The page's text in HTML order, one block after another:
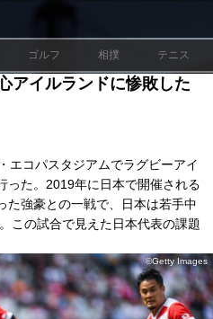
ゴルフ 相撲 テニス
イルランドに惨敗した
エコパスタジアムでラグビーアイ
った。2019年に日本で開催される
た強豪との一戦で、日本は若手中
この試合で見えた日本代表の課題
©Getty Images